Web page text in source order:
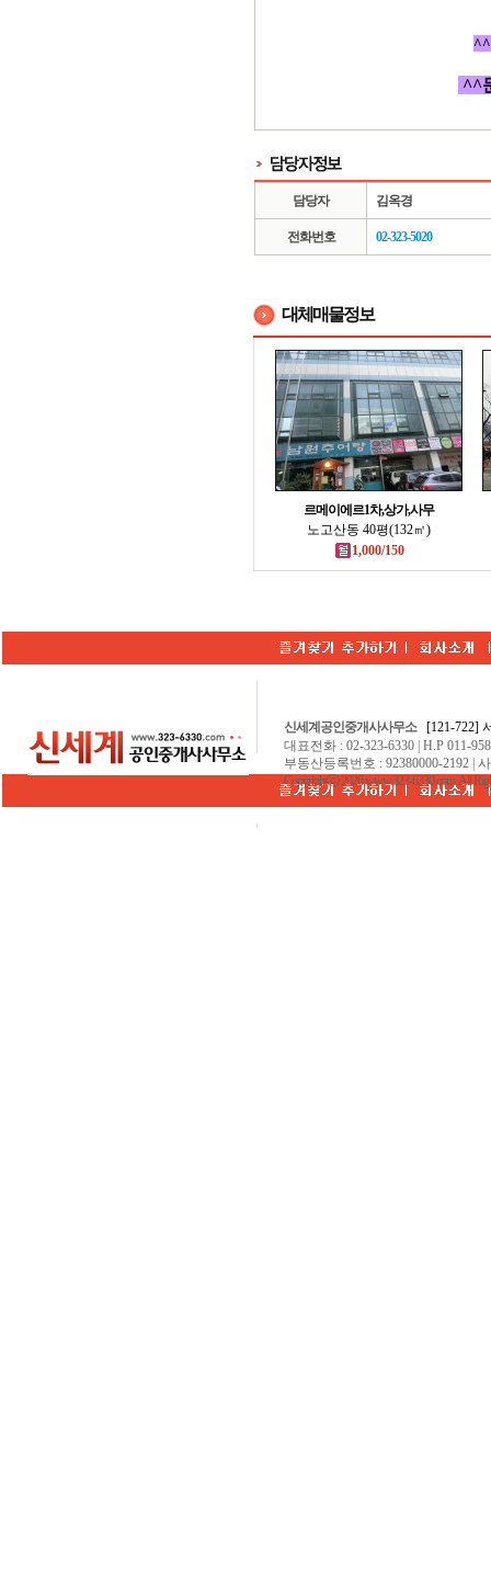
^^
담당자 김옥경
전화번호 02-323-5020
대체매물정보
르메이에르1차,상가,사무
노고산동 40평(132㎡)
1,000/150
신세계공인중개사사무소[121-722]
대표전화 : 02-323-6330 | H.P 011-
부동산등록번호 : 92380000-2192 |
Copyrightⓒ 2026 www.323-6330.com. All